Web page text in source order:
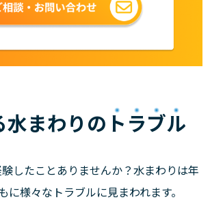
水まわりの トラブル
したことありませんか？水まわりは年
に様々なトラブルに見まわれます。